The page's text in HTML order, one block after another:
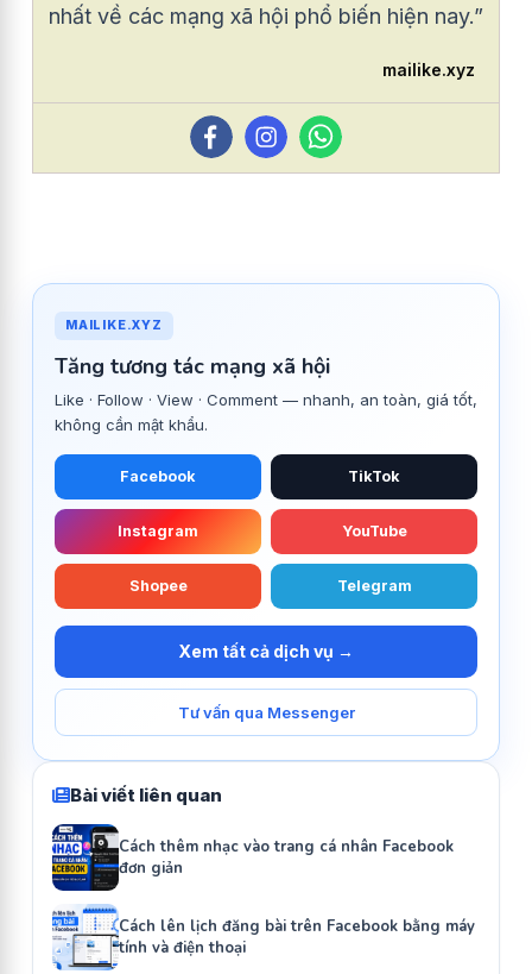
nhất về các mạng xã hội phổ biến hiện nay.”
mailike.xyz
MAILIKE.XYZ
Tăng tương tác mạng xã hội
Like · Follow · View · Comment — nhanh, an toàn, giá tốt,
không cần mật khẩu.
Facebook TikTok
Instagram YouTube
Shopee Telegram
Xem tất cả dịch vụ →
Tư vấn qua Messenger
Bài viết liên quan
Cách thêm nhạc vào trang cá nhân Facebook
đơn giản
Cách lên lịch đăng bài trên Facebook bằng máy
tính và điện thoại